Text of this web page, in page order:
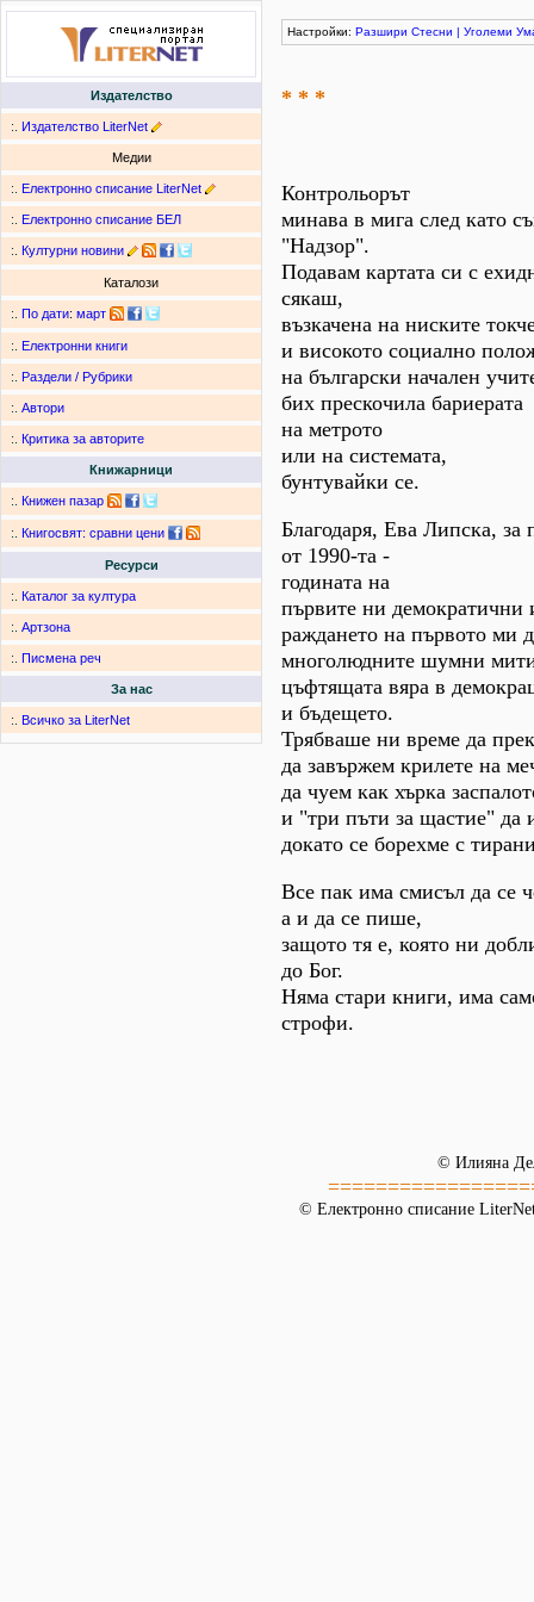
Издателство
:. Издателство LiterNet
Медии
:. Електронно списание LiterNet
:. Електронно списание БЕЛ
:. Културни новини
Каталози
:. По дати: март
:. Електронни книги
:. Раздели / Рубрики
:. Автори
:. Критика за авторите
Книжарници
:. Книжен пазар
:. Книгосвят: сравни цени
Ресурси
:. Каталог за култура
:. Артзона
:. Писмена реч
За нас
:. Всичко за LiterNet
Настройки: Разшири Стесни | Уголеми
* * *
Контрольорът
минава в мига след като
"Надзор".
Подавам картата си с
сякаш,
възкачена на ниските
и високото социално
на български начален
бих прескочила бариерата
на метрото
или на системата,
бунтувайки се.
Благодаря, Ева Липска, за
от 1990-та -
годината на
първите ни демократични
раждането на първото ми
многолюдните шумни
цъфтящата вяра в
и бъдещето.
Трябваше ни време да
да завържем крилете на
да чуем как хърка
и "три пъти за щастие" да
докато се борехме с
Все пак има смисъл да се
а и да се пише,
защото тя е, която ни
до Бог.
Няма стари книги, има
строфи.
© Илияна
© Електронно списание